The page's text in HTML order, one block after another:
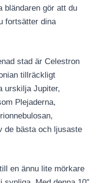
bländaren gör att du
fortsätter dina
stad är Celestron
tillräckligt
urskilja Jupiter,
Plejaderna,
de bästa och ljusaste
en ännu lite mörkare